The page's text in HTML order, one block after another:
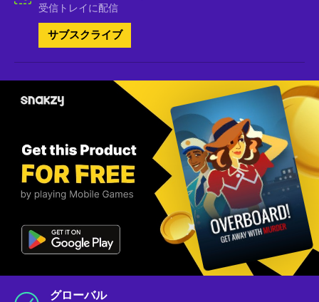
受信トレイに配信
サブスクライブ
グローバル